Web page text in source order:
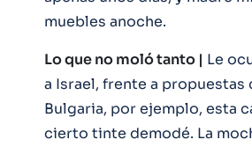
muebles anoche.
Lo que no moló tanto | Le
a Israel, frente a propuestas
Bulgaria, por ejemplo, esta
cierto tinte demodé. La